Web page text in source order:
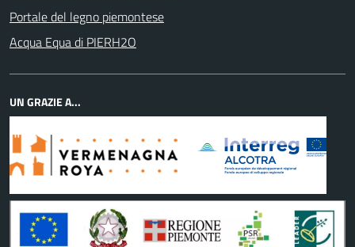
Portale del legno piemontese
Acqua Equa di PIERH2O
UN GRAZIE A...